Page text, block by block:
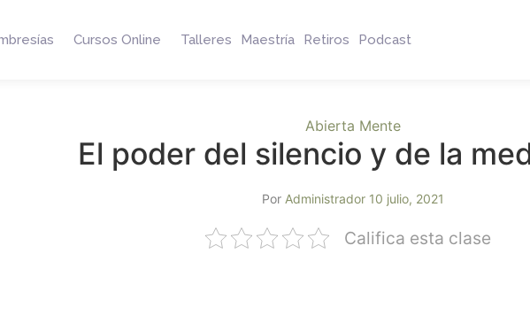
Cursos Online Talleres Maestría Retiros Podcast
Abierta Mente
El poder del silencio y de la
Por Administrador 10 julio, 2021
Califica esta clase